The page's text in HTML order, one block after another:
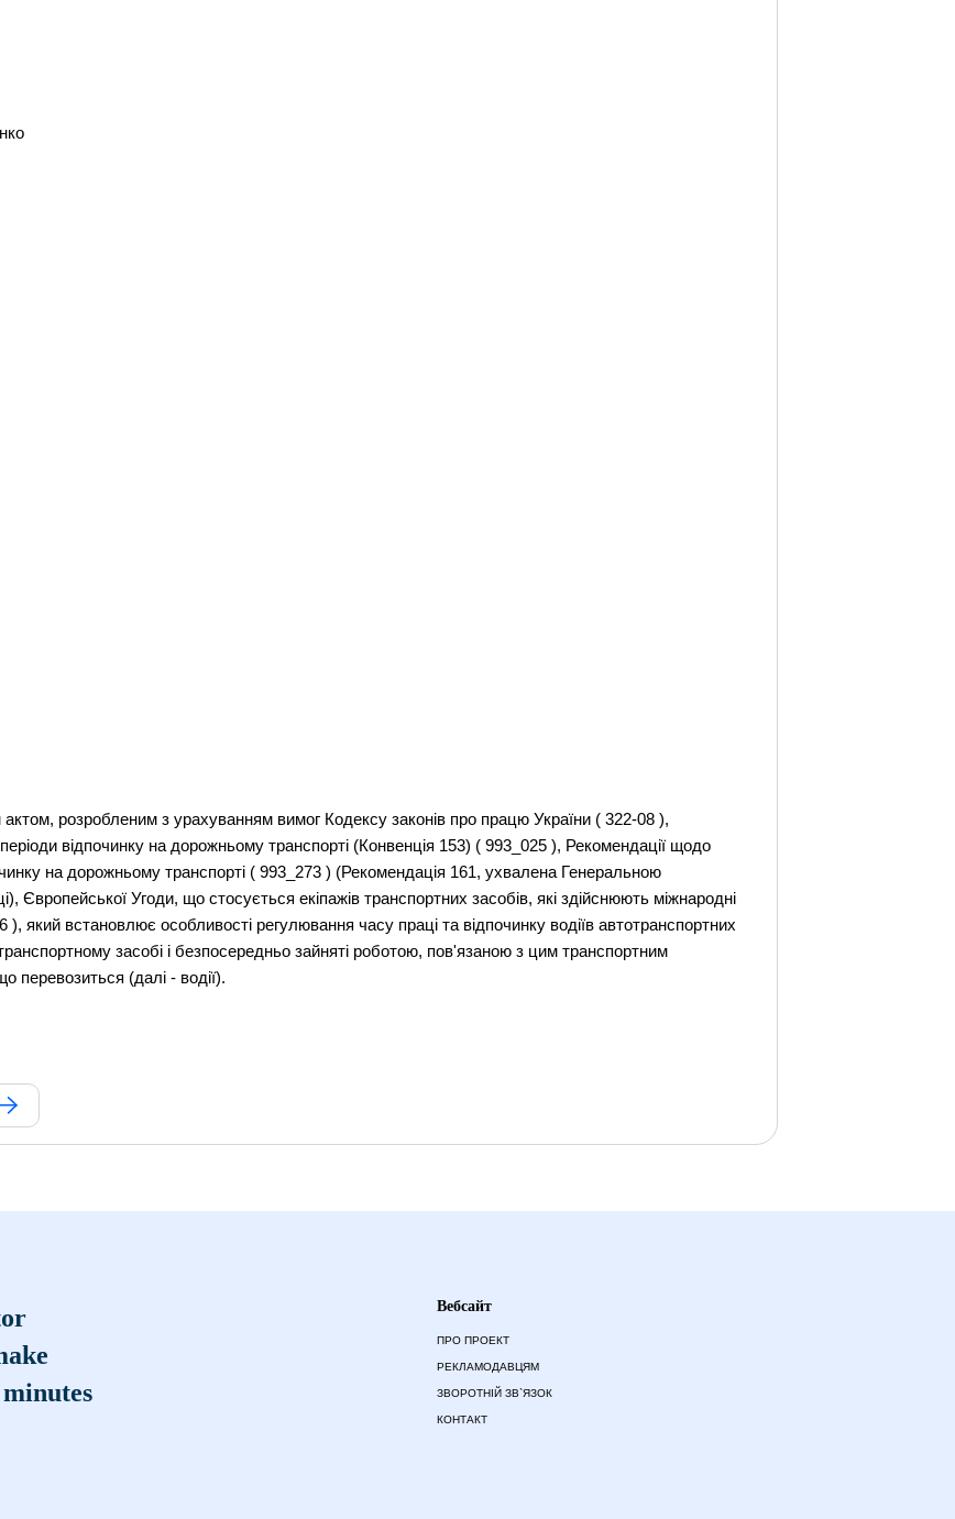
розробленим з урахуванням вимог Кодексу законів про працю України ( 322-08 ),
відпочинку на дорожньому транспорті (Конвенція 153) ( 993_025 ), Рекомендації щодо
на дорожньому транспорті ( 993_273 ) (Рекомендація 161, ухвалена Генеральною
Європейської Угоди, що стосується екіпажів транспортних засобів, які здійснюють міжнародні
який встановлює особливості регулювання часу праці та відпочинку водіїв автотранспортних
засобі і безпосередньо зайняті роботою, пов'язаною з цим транспортним
(далі - водії).
Вебсайт
ПРО ПРОЕКТ
РЕКЛАМОДАВЦЯМ
ЗВОРОТНІЙ ЗВ`ЯЗОК
КОНТАКТ